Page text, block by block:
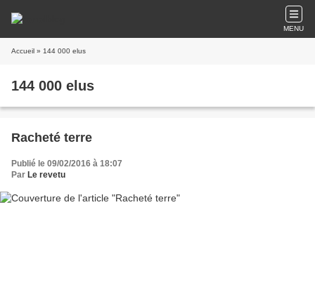
MENU
Accueil » 144 000 elus
144 000 elus
Racheté terre
Publié le 09/02/2016 à 18:07
Par Le revetu